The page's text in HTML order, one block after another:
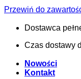
Przewiń do
Dostawca
Czas dostawy
Nowości
Kontakt